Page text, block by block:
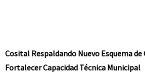
Cosital Respaldando Nuevo Esquema
Fortalecer Capacidad Técnica Municipal